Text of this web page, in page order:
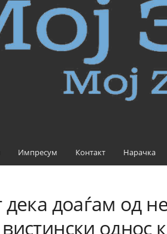
Импресум Контакт Нарачка
доаѓам од
однос